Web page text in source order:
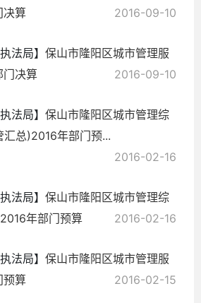
决算
2016-09-10
法局】 保山市隆阳区城市管理服
门决算
2016-09-10
法局】 保山市隆阳区城市管理综
总)2016年部门预...
2016-02-16
法局】 保山市隆阳区城市管理综
年部门预算
2016-02-16
法局】 保山市隆阳区城市管理服
预算
2016-02-15